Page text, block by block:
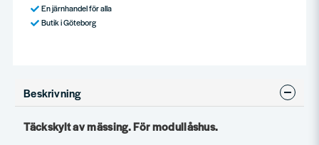
En järnhandel för alla
Butik i Göteborg
Beskrivning
Täckskylt av mässing. För modullåshus.